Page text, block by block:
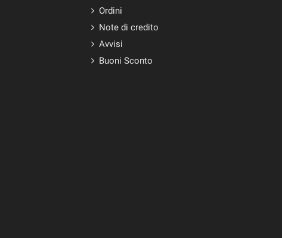
Ordini
Note di credito
Avvisi
Buoni Sconto